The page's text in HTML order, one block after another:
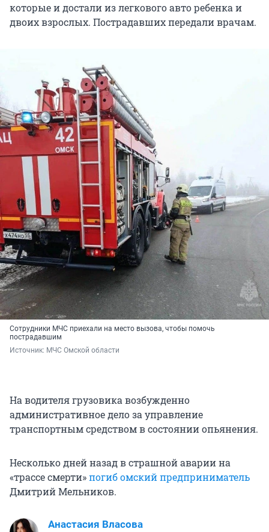
которые и достали из легкового авто ребенка и
двоих взрослых. Пострадавших передали врачам.
Сотрудники МЧС приехали на место вызова, чтобы помочь
пострадавшим
Источник: МЧС Омской области
На водителя грузовика возбужденно
административное дело за управление
транспортным средством в состоянии опьянения.
Несколько дней назад в страшной аварии на
«трассе смерти»погиб омский предприниматель
Дмитрий Мельников.
Анастасия Власова